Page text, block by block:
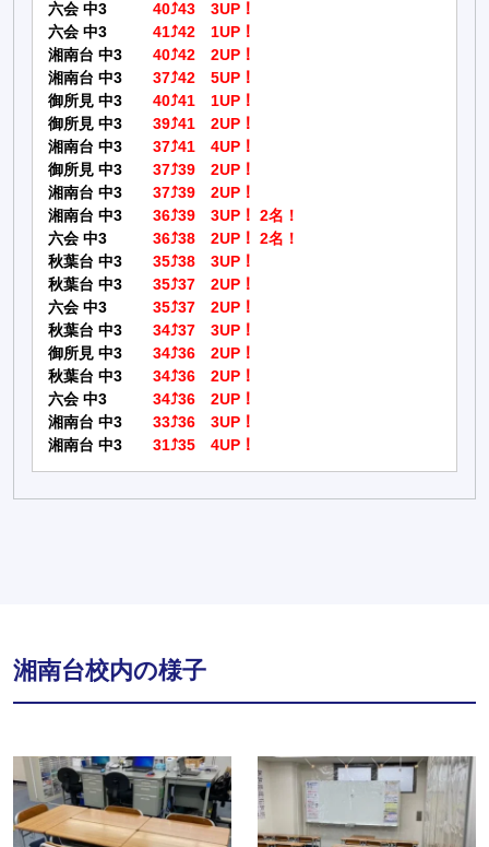
六会 中3
40⤴43 3UP！
六会 中3
41⤴42 1UP！
湘南台 中3
40⤴42 2UP！
湘南台 中3
37⤴42 5UP！
御所見 中3
40⤴41 1UP！
御所見 中3
39⤴41 2UP！
湘南台 中3
37⤴41 4UP！
御所見 中3
37⤴39 2UP！
湘南台 中3
37⤴39 2UP！
湘南台 中3
36⤴39 3UP！ 2名！
六会 中3
36⤴38 2UP！ 2名！
秋葉台 中3
35⤴38 3UP！
秋葉台 中3
35⤴37 2UP！
六会 中3
35⤴37 2UP！
秋葉台 中3
34⤴37 3UP！
御所見 中3
34⤴36 2UP！
秋葉台 中3
34⤴36 2UP！
六会 中3
34⤴36 2UP！
湘南台 中3
33⤴36 3UP！
湘南台 中3
31⤴35 4UP！
湘南台校内の様子